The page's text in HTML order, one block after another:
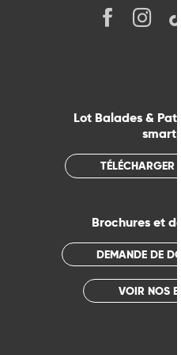
Lot Balades &
TÉLÉCHARGER
Brochures et
DEMANDE DE
VOIR NOS